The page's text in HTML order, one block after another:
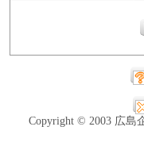
Copyright © 2003 広島